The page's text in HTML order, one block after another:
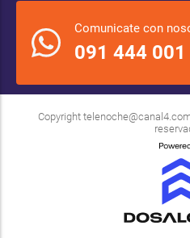
Comunicate con
091 444 001
Copyright